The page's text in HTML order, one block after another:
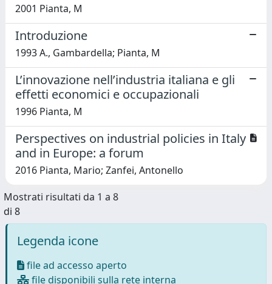
2001 Pianta, M
Introduzione
1993 A., Gambardella; Pianta, M
L’innovazione nell’industria italiana e gli
effetti economici e occupazionali
1996 Pianta, M
Perspectives on industrial policies in Italy
and in Europe: a forum
2016 Pianta, Mario; Zanfei, Antonello
Mostrati risultati da 1 a 8
di 8
Legenda icone
file ad accesso aperto
file disponibili sulla rete interna